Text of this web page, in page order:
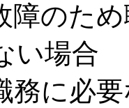
障のた
い場合
務に必